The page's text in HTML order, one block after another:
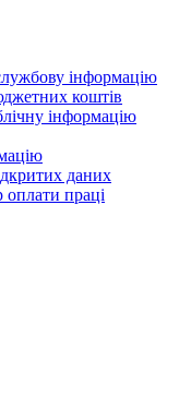
інформацію
коштів
інформацію
даних
праці